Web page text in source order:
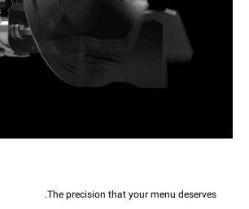
The precision that your menu deserves.